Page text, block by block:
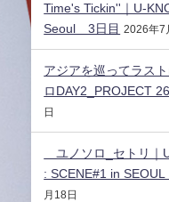
Time's Tickin''｜U-
Seoul 3日目 2026年7
アジアを巡ってラス
ロDAY2_PROJECT
日
ユノソロ_セトリ｜
: SCENE#1 in
月18日